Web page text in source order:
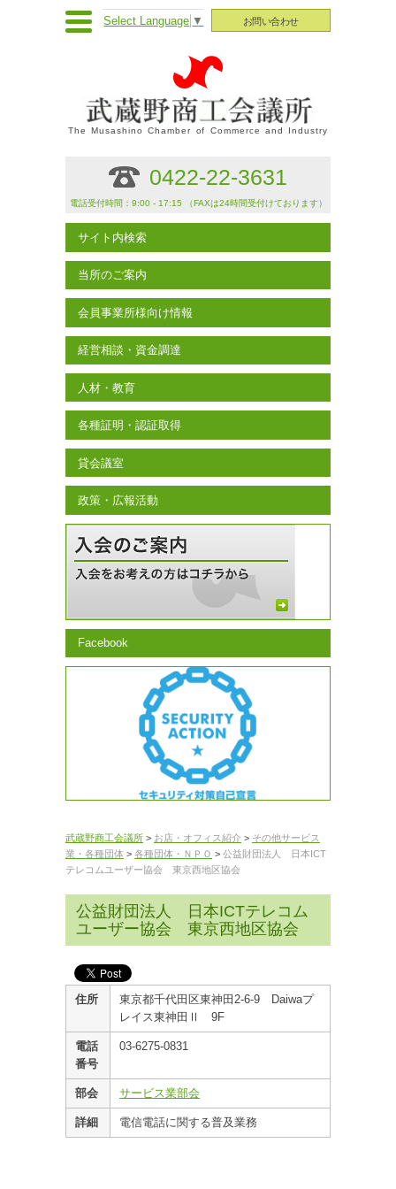
お問い合わせ
Select Language ▼
The Musashino Chamber of Commerce and Industry
0422-22-3631
電話受付時間：9:00 - 17:15 （FAXは24時間受付けております）
サイト内検索
当所のご案内
会員事業所様向け情報
経営相談・資金調達
人材・教育
各種証明・認証取得
貸会議室
政策・広報活動
Facebook
武蔵野商工会議所 > お店・オフィス紹介 > その他サービス
業・各種団体 > 各種団体・ＮＰＯ > 公益財団法人 日本ICT
テレコムユーザー協会 東京西地区協会
公益財団法人 日本ICTテレコム
ユーザー協会 東京西地区協会
住所
東京都千代田区東神田2-6-9 Daiwaプ
レイス東神田Ⅱ 9F
電話
番号
03-6275-0831
部会 サービス業部会
詳細 電信電話に関する普及業務